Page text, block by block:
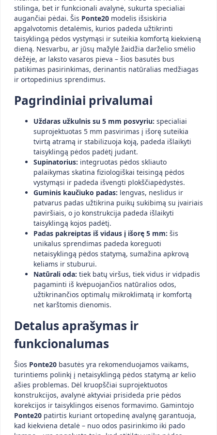
stilinga, bet ir funkcionali avalynė, sukurta specialiai
augančiai pėdai. Šis Ponte20 modelis išsiskiria
apgalvotomis detalėmis, kurios padeda užtikrinti
taisyklingą pėdos vystymąsi ir suteikia komfortą kiekvieną
dieną. Nesvarbu, ar jūsų mažylė žaidžia darželio smėlio
dėžėje, ar laksto vasaros pieva – šios basutės bus
patikimas pasirinkimas, derinantis natūralias medžiagas
ir ortopedinius sprendimus.
Pagrindiniai privalumai
Uždaras užkulnis su 5 mm posvyriu: specialiai
suprojektuotas 5 mm pasvirimas į išorę suteikia
tvirtą atramą ir stabilizuoja koją, padeda išlaikyti
taisyklingą pėdos padėtį judant.
Supinatorius: integruotas pėdos skliauto
palaikymas skatina fiziologiškai teisingą pėdos
vystymąsi ir padeda išvengti plokščiapėdystės.
Guminis kaučiuko padas: lengvas, neslidus ir
patvarus padas užtikrina puikų sukibimą su įvairiais
paviršiais, o jo konstrukcija padeda išlaikyti
taisyklingą kojos padėtį.
Padas pakreiptas iš vidaus į išorę 5 mm: šis
unikalus sprendimas padeda koreguoti
netaisyklingą pėdos statymą, sumažina apkrovą
keliams ir stuburui.
Natūrali oda: tiek batų viršus, tiek vidus ir vidpadis
pagaminti iš kvėpuojančios natūralios odos,
užtikrinančios optimalų mikroklimatą ir komfortą
net karštomis dienomis.
Detalus aprašymas ir
funkcionalumas
Šios Ponte20 basutės yra rekomenduojamos vaikams,
turintiems polinkį į netaisyklingą pėdos statymą ar kelio
ašies problemas. Dėl kruopščiai suprojektuotos
konstrukcijos, avalynė aktyviai prisideda prie pėdos
korekcijos ir taisyklingos eisenos formavimo. Gamintojo
Ponte20 patirtis kuriant ortopedinę avalynę garantuoja,
kad kiekviena detalė – nuo odos pasirinkimo iki pado